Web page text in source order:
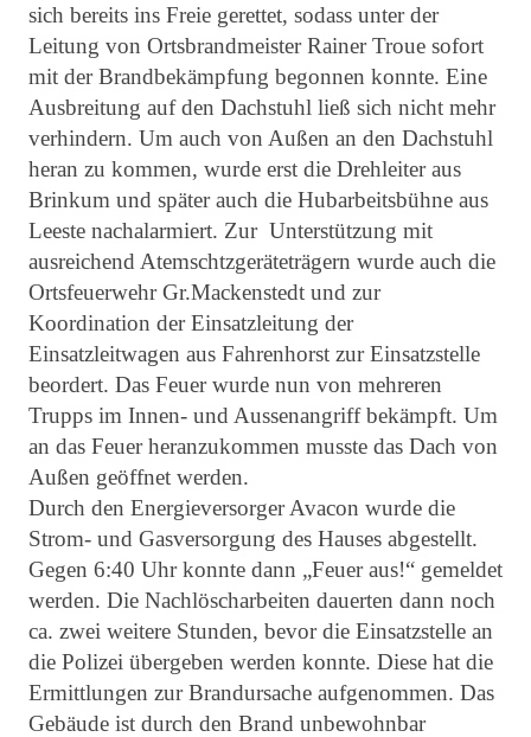
sich bereits ins Freie gerettet, sodass unter der
Leitung von Ortsbrandmeister Rainer Troue sofort
mit der Brandbekämpfung begonnen konnte. Eine
Ausbreitung auf den Dachstuhl ließ sich nicht mehr
verhindern. Um auch von Außen an den Dachstuhl
heran zu kommen, wurde erst die Drehleiter aus
Brinkum und später auch die Hubarbeitsbühne aus
Leeste nachalarmiert. Zur Unterstützung mit
ausreichend Atemschtzgeräteträgern wurde auch die
Ortsfeuerwehr Gr.Mackenstedt und zur
Koordination der Einsatzleitung der
Einsatzleitwagen aus Fahrenhorst zur Einsatzstelle
beordert. Das Feuer wurde nun von mehreren
Trupps im Innen- und Aussenangriff bekämpft. Um
an das Feuer heranzukommen musste das Dach von
Außen geöffnet werden.
Durch den Energieversorger Avacon wurde die
Strom- und Gasversorgung des Hauses abgestellt.
Gegen 6:40 Uhr konnte dann „Feuer aus!“ gemeldet
werden. Die Nachlöscharbeiten dauerten dann noch
ca. zwei weitere Stunden, bevor die Einsatzstelle an
die Polizei übergeben werden konnte. Diese hat die
Ermittlungen zur Brandursache aufgenommen. Das
Gebäude ist durch den Brand unbewohnbar